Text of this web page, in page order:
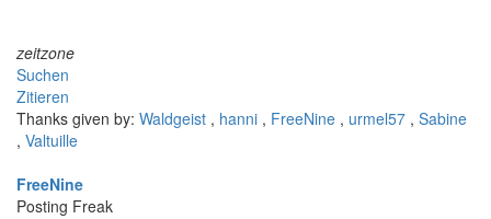
zeitzone
Suchen
Zitieren
Thanks given by: Waldgeist , hanni , FreeNine , urmel57 , Sabine
, Valtuille
FreeNine
Posting Freak